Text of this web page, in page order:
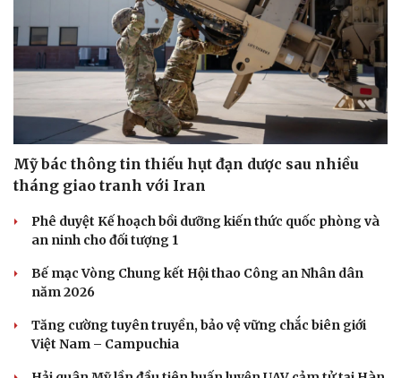
Mỹ bác thông tin thiếu hụt đạn dược sau nhiều
tháng giao tranh với Iran
Phê duyệt Kế hoạch bồi dưỡng kiến thức quốc phòng và
an ninh cho đối tượng 1
Bế mạc Vòng Chung kết Hội thao Công an Nhân dân
năm 2026
Tăng cường tuyên truyền, bảo vệ vững chắc biên giới
Việt Nam – Campuchia
Hải quân Mỹ lần đầu tiên huấn luyện UAV cảm tử tại Hàn
Quốc